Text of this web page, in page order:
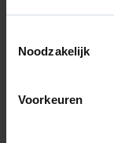
Noodzakelijk
Voorkeuren
Apple